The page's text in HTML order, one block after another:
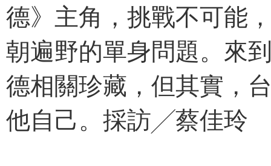
德》主角，挑戰不可能
朝遍野的單身問題。來
德相關珍藏，但其實，
他自己。採訪╱蔡佳